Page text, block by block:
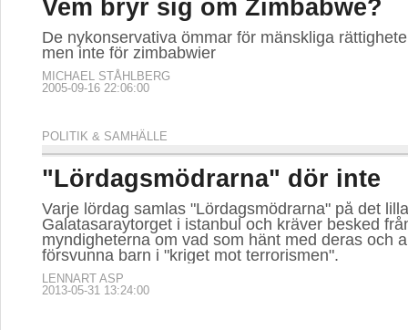
Vem bryr sig om Zimbabwe?
De nykonservativa ömmar för mänskliga
men inte för zimbabwier
MICHAEL STÅHLBERG
2005-09-16 22:06:00
POLITIK & SAMHÄLLE
"Lördagsmödrarna" dör inte
Varje lördag samlas "Lördagsmödrarna" på det lilla
Galatasaraytorget i istanbul och kräver besked
myndigheterna om vad som hänt med deras och
försvunna barn i "kriget mot terrorismen".
LENNART ASP
2013-05-31 13:24:00